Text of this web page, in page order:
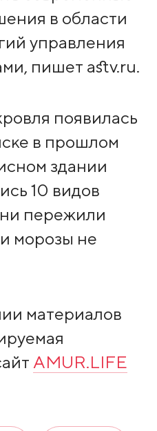
в области
управления
пишет astv.ru.
появилась
в прошлом
здании
10 видов
пережили
морозы не
материалов
AMUR.LIFE